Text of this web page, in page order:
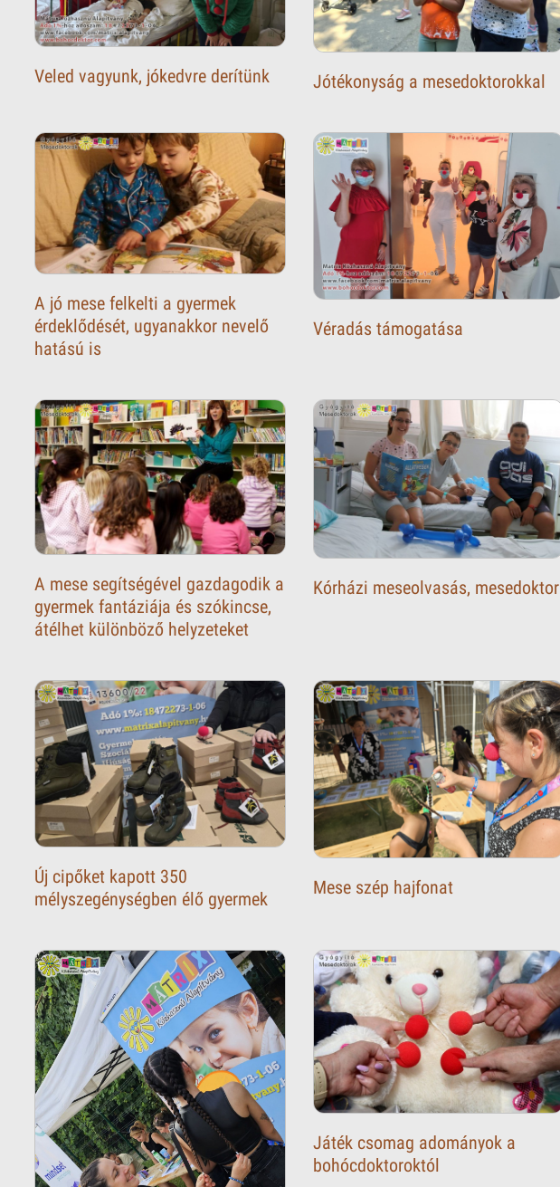
Veled vagyunk, jókedvre derítünk Jótékonyság a mesedoktorokkal
A jó mese felkelti a gyermek
érdeklődését, ugyanakkor nevelő
hatású is
Véradás támogatása
A mese segítségével gazdagodik a
gyermek fantáziája és szókincse,
átélhet különböző helyzeteket
Kórházi meseolvasás, mesedoktor
Új cipőket kapott 350
mélyszegénységben élő gyermek
Mese szép hajfonat
Játék csomag adományok a
bohócdoktoroktól